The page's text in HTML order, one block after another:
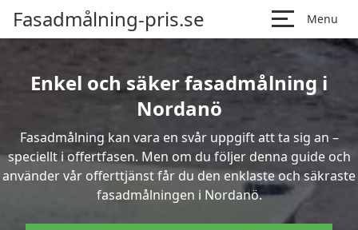
Fasadmålning-pris.se Menu
Enkel och säker fasadmålning i
Nordanö
Fasadmålning kan vara en svår uppgift att ta sig an –
speciellt i offertfasen. Men om du följer denna guide och
använder vår offerttjänst får du den enklaste och säkraste
fasadmålningen i Nordanö.